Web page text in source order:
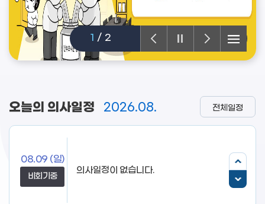
1 / 2
오늘의 의사일정 2026.08.
08.09 (일)
비회기중
의사일정이 없습니다.
전체일정